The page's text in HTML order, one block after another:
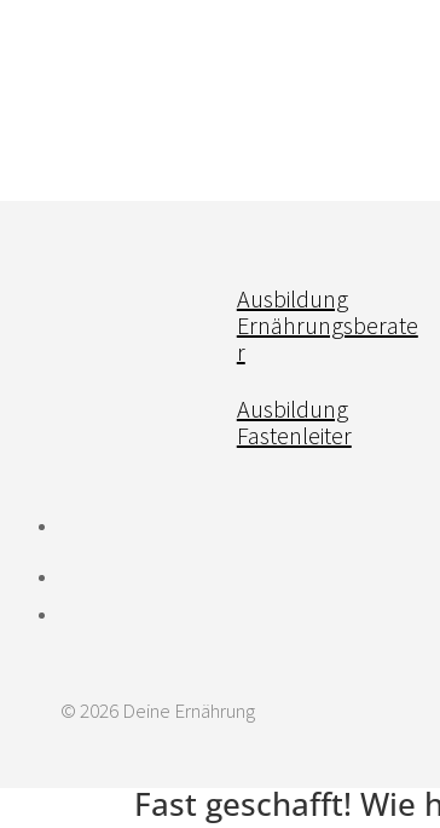
Ausbildung
Ernährungsberate
r
Ausbildung
Fastenleiter
© 2026 Deine Ernährung
Fast geschafft! Wie